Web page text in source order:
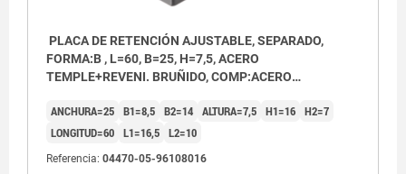
PLACA DE RETENCIÓN AJUSTABLE, SEPARADO,
FORMA:B , L=60, B=25, H=7,5, ACERO
TEMPLE+REVENI. BRUÑIDO, COMP:ACERO
ANCHURA=25 B1=8,5 B2=14 ALTURA=7,5 H1=16 H2=7
LONGITUD=60 L1=16,5 L2=10
Referencia: 04470-05-96108016